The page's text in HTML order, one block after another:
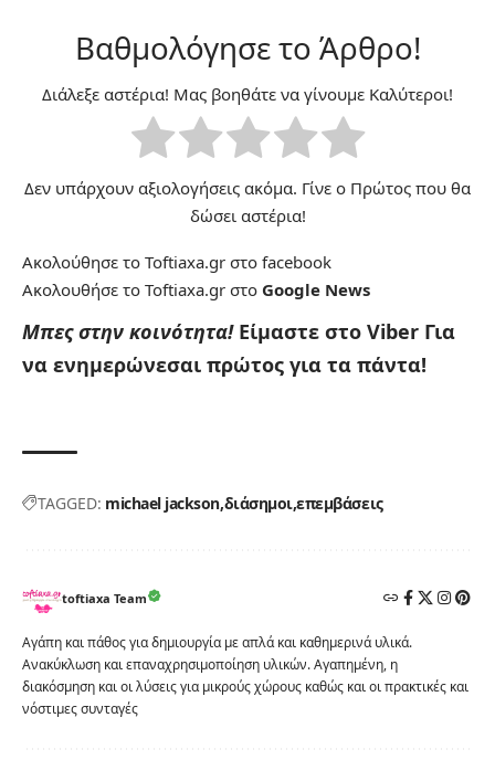
Βαθμολόγησε το Άρθρο!
Διάλεξε αστέρια! Μας βοηθάτε να γίνουμε Καλύτεροι!
Δεν υπάρχουν αξιολογήσεις ακόμα. Γίνε ο Πρώτος που θα
δώσει αστέρια!
Ακολούθησε το Toftiaxa.gr στο facebook
Ακολουθήσε το Toftiaxa.gr στο Google News
Μπες στην κοινότητα! Είμαστε στο Viber Για
να ενημερώνεσαι πρώτος για τα πάντα!
TAGGED: michael jackson διάσημοιεπεμβάσεις
toftiaxa Team
Αγάπη και πάθος για δημιουργία με απλά και καθημερινά υλικά.
Ανακύκλωση και επαναχρησιμοποίηση υλικών. Αγαπημένη, η
διακόσμηση και οι λύσεις για μικρούς χώρους καθώς και οι πρακτικές και
νόστιμες συνταγές